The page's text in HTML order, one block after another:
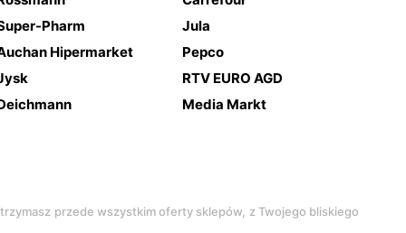
Pharm
Jula
Hipermarket
Pepco
RTV EURO AGD
Media Markt
przede wszystkim oferty sklepów, z Twojego bliskiego